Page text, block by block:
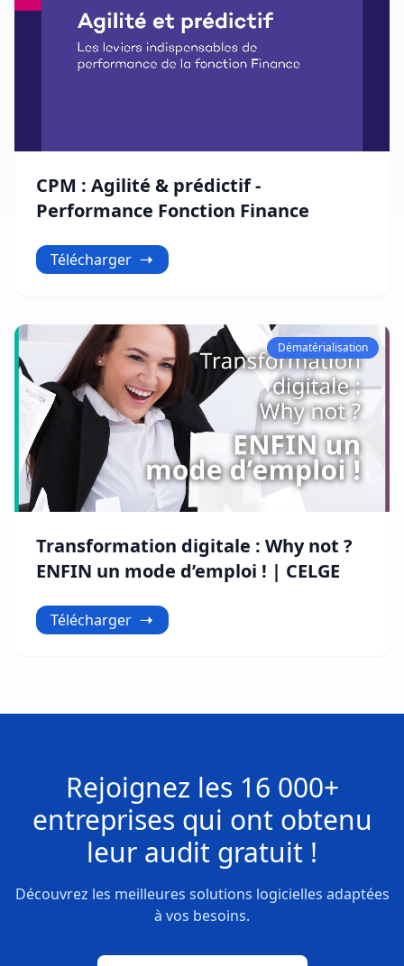
CPM : Agilité & prédictif -
Performance Fonction Finance
Télécharger
Dématérialisation
Transformation digitale : Why not ?
ENFIN un mode d’emploi ! | CELGE
Télécharger
Rejoignez les 16 000+
entreprises qui ont obtenu
leur audit gratuit !
Découvrez les meilleures solutions logicielles adaptées
à vos besoins.